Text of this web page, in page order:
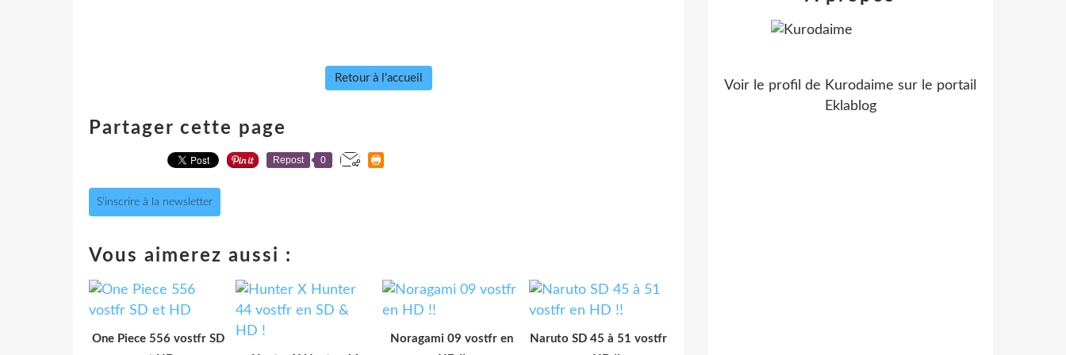
Retour à l'accueil
Partager cette page
Repost 0
S'inscrire à la newsletter
Vous aimerez aussi :
One Piece 556 vostfr SD
Noragami 09 vostfr en
Naruto SD 45 à 51 vostfr
Voir le profil de Kurodaime sur le portail
Eklablog